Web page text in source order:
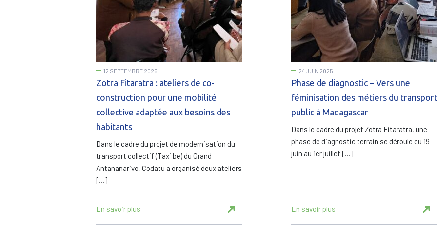
12 SEPTEMBRE 2025
Zotra Fitaratra : ateliers de co-
construction pour une mobilité
collective adaptée aux besoins des
habitants
Dans le cadre du projet de modernisation du
transport collectif (Taxi be) du Grand
Antananarivo, Codatu a organisé deux ateliers
[…]
En savoir plus
24 JUIN 2025
Phase de diagnostic – Vers une
féminisation des métiers du transport
public à Madagascar
Dans le cadre du projet Zotra Fitaratra, une
phase de diagnostic terrain se déroule du 19
juin au 1er juillet […]
En savoir plus